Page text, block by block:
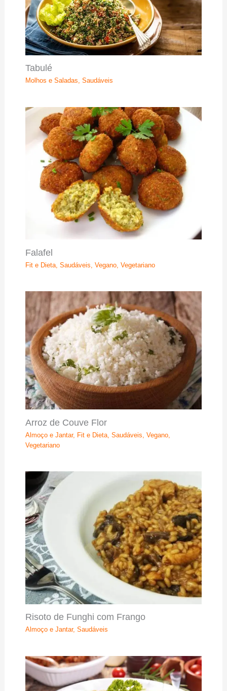
Tabulé
Molhos e Saladas, Saudáveis
Falafel
Fit e Dieta, Saudáveis Vegano, Vegetariano
Arroz de Couve Flor
Almoço e Jantar, Fit e Dieta, Saudáveis Vegano,
Vegetariano
Risoto de Funghi com Frango
Almoço e Jantar, Saudáveis